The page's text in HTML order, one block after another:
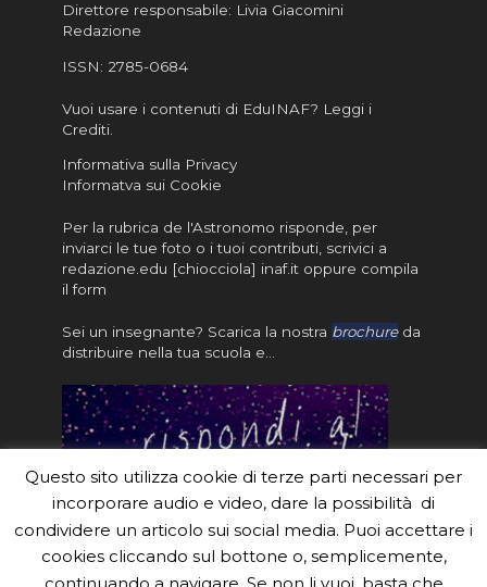
Direttore responsabile: Livia Giacomini
Redazione
ISSN: 2785-0684
Vuoi usare i contenuti di EduINAF? Leggi i
Crediti.
Informativa sulla Privacy
Informatva sui Cookie
Per la rubrica de l'Astronomo risponde, per
inviarci le tue foto o i tuoi contributi, scrivici a
redazione.edu [chiocciola] inaf.it oppure compila
il form
Sei un insegnante? Scarica la nostra brochureda
distribuire nella tua scuola e…
Questo sito utilizza cookie di terze parti necessari per
incorporare audio e video, dare la possibilità di
condividere un articolo sui social media. Puoi accettare i
cookies cliccando sul bottone o, semplicemente,